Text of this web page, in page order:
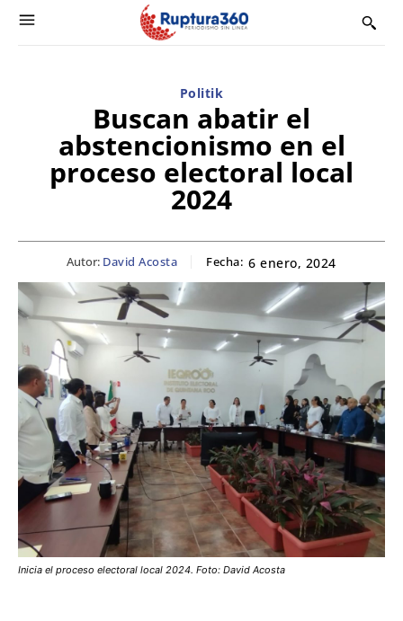
Politik
Buscan abatir el
abstencionismo en el
proceso electoral local
2024
Autor: David Acosta Fecha: 6 enero, 2024
Inicia el proceso electoral local 2024. Foto: David Acosta